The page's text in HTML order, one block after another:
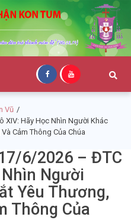
Kon
Vũ
XIV: Hãy Học Nhìn Người Khác
Cảm Thông Của Chúa
6/2026 – ĐTC
Nhìn Người
Yêu Thương,
Thông Của